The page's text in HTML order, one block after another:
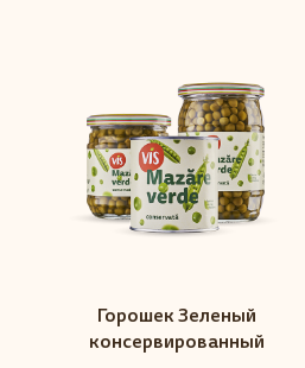
Горошек Зеленый
консервированный